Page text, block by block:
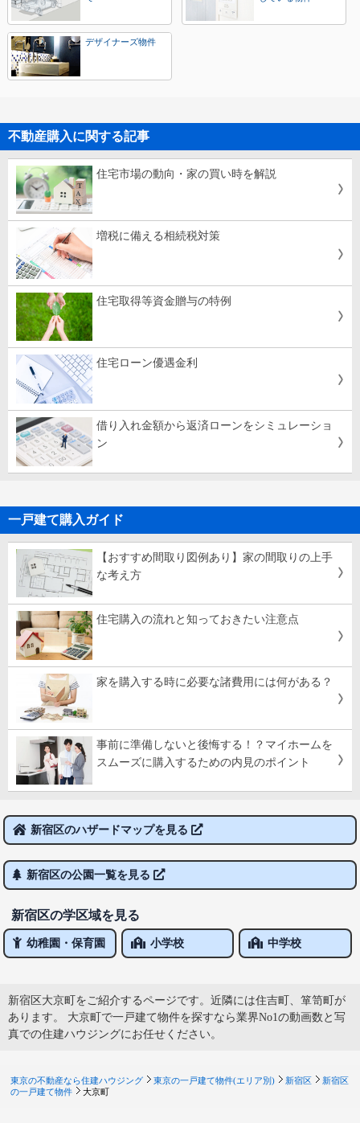
デザイナーズ物件
不動産購入に関する記事
住宅市場の動向・家の買い時を解説
増税に備える相続税対策
住宅取得等資金贈与の特例
住宅ローン優遇金利
借り入れ金額から返済ローンをシミュレーショ
ン
一戸建て購入ガイド
【おすすめ間取り図例あり】家の間取りの上手
な考え方
住宅購入の流れと知っておきたい注意点
家を購入する時に必要な諸費用には何がある？
事前に準備しないと後悔する！？マイホームを
スムーズに購入するための内見のポイント
新宿区のハザードマップを見る
新宿区の公園一覧を見る
新宿区の学区域を見る
幼稚園・保育園 小学校 中学校
新宿区大京町をご紹介するページです。近隣には住吉町、箪笥町が
あります。 大京町で一戸建て物件を探すなら業界No1の動画数と写
真での住建ハウジングにお任せください。
東京の不動産なら住建ハウジング 東京の一戸建て物件(エリア別) 新宿区
新宿区
の一戸建て物件
大京町